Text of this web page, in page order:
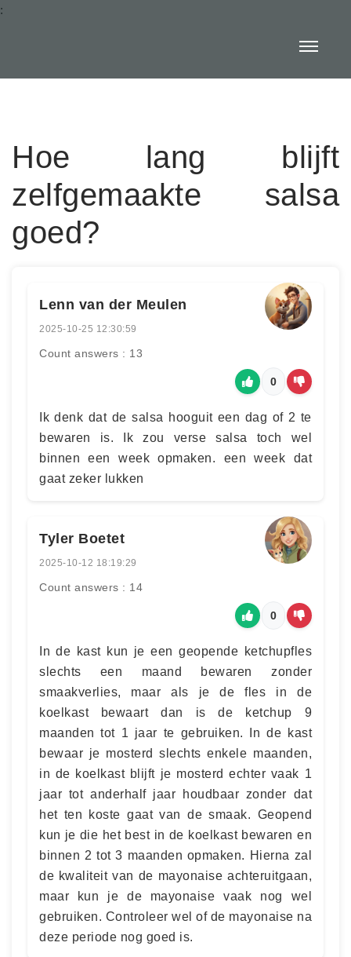
:
Hoe lang blijft
zelfgemaakte salsa
goed?
Lenn van der Meulen
2025-10-25 12:30:59
Count answers : 13
0
Ik denk dat de salsa hooguit een dag of 2 te
bewaren is. Ik zou verse salsa toch wel
binnen een week opmaken. een week dat
gaat zeker lukken
Tyler Boetet
2025-10-12 18:19:29
Count answers : 14
0
In de kast kun je een geopende ketchupfles
slechts een maand bewaren zonder
smaakverlies, maar als je de fles in de
koelkast bewaart dan is de ketchup 9
maanden tot 1 jaar te gebruiken. In de kast
bewaar je mosterd slechts enkele maanden,
in de koelkast blijft je mosterd echter vaak 1
jaar tot anderhalf jaar houdbaar zonder dat
het ten koste gaat van de smaak. Geopend
kun je die het best in de koelkast bewaren en
binnen 2 tot 3 maanden opmaken. Hierna zal
de kwaliteit van de mayonaise achteruitgaan,
maar kun je de mayonaise vaak nog wel
gebruiken. Controleer wel of de mayonaise na
deze periode nog goed is.